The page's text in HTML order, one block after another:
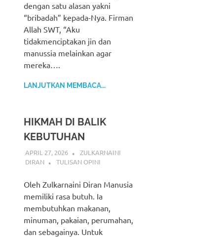
dengan satu alasan yakni
“bribadah” kepada-Nya. Firman
Allah SWT, “Aku
tidakmenciptakan jin dan
manussia melainkan agar
mereka….
LANJUTKAN MEMBACA...
HIKMAH DI BALIK
KEBUTUHAN
APRIL 27, 2026
ZULKARNAINI
DIRAN
TULISAN OPINI
Oleh Zulkarnaini Diran Manusia
memiliki rasa butuh. Ia
membutuhkan makanan,
minuman, pakaian, perumahan,
dan sebagainya. Untuk